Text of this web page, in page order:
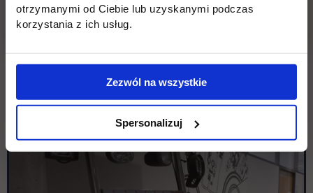
otrzymanymi od Ciebie lub uzyskanymi podczas
korzystania z ich usług.
Zezwól na wszystkie
Spersonalizuj